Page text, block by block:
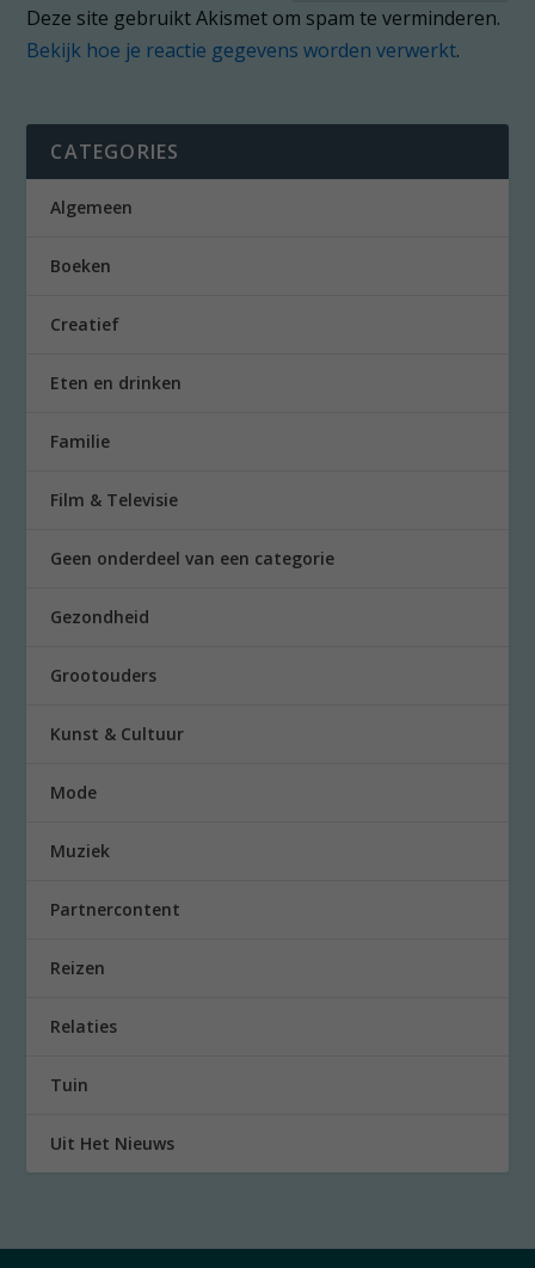
Deze site gebruikt Akismet om spam te verminderen.
Bekijk hoe je reactie gegevens worden verwerkt.
CATEGORIES
Algemeen
Boeken
Creatief
Eten en drinken
Familie
Film & Televisie
Geen onderdeel van een categorie
Gezondheid
Grootouders
Kunst & Cultuur
Mode
Muziek
Partnercontent
Reizen
Relaties
Tuin
Uit Het Nieuws